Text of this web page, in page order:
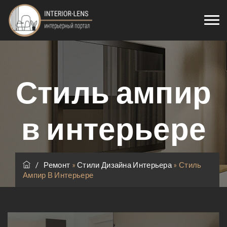
Стиль ампир
в интерьере
/ Ремонт »Стили Дизайна Интерьера » Стиль
Ампир В Интерьере